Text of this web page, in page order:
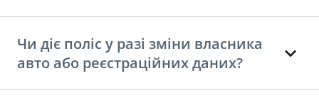
Чи діє поліс у разі зміни власника
авто або реєстраційних даних?